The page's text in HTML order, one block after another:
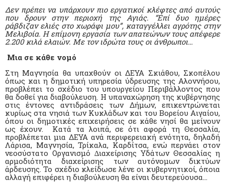
Δεν πρέπει να υπάρχουν πιο εργατικοί κλέφτες από αυτούς
που δρουν στην περιοχή της Αγιάς. “Επί δυο ημέρες
ράβδιζαν ελιές στο χωράφι μου”, καταγγέλλει αγρότης στην
Μελιβοία. Η επίμονη εργασία των απατεώνων τους απέφερε
2.200 κιλά ελαιών. Με τον ιδρώτα τους οι άνθρωποι…
Μια σε κάθε νομό
Στη Μαγνησία θα υπαχθούν οι ΔΕΥΑ Σκιάθου, Σκοπέλου
όπως και η δημοτική υπηρεσία ύδρευσης της Αλοννήσου,
προβλέπει το σχέδιο του υπουργείου Περιβάλλοντος που
θα δοθεί για διαβούλευση. Η υπαναχώρηση της κυβέρνησης
στις έντονες αντιδράσεις των Δήμων, επικεντρώνεται
κυρίως στα νησιά των Κυκλάδων και του Βορείου Αιγαίου,
όπου οι δημοτικές επιχειρήσεις σε κάθε νησί θα μείνουν
ως έχουν. Κατά τα λοιπά, σε ότι αφορά τη Θεσσαλία,
προβλέπεται μια ΔΕΥΑ ανά περιφερειακή ενότητα, δηλαδή
Λάρισα, Μαγνησία, Τρίκαλα, Καρδίτσα, ενώ περνάει στον
νεοσύστατο Οργανισµό ∆ιαχείρισης Υδάτων Θεσσαλίας η
αρµοδιότητα διαχείρισης των αυτόνοµων δικτύων
άρδευσης. Το σχέδιο κλείδωσε λένε οι κυβερνητικοί, όποια
αλλαγή επιφέρει η διαβούλευση θα είναι δευτερεύουσα…